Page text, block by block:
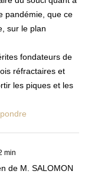
pandémie, que ce
sur le plan
fondateurs de
réfractaires et
les piques et les
min
de M. SALOMON